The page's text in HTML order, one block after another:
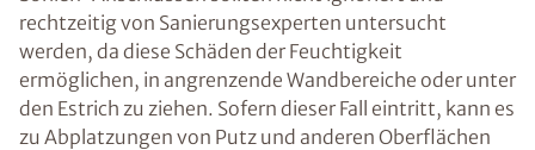
rechtzeitig von Sanierungsexperten untersucht
werden, da diese Schäden der Feuchtigkeit
ermöglichen, in angrenzende Wandbereiche oder unter
den Estrich zu ziehen. Sofern dieser Fall eintritt, kann es
zu Abplatzungen von Putz und anderen Oberflächen